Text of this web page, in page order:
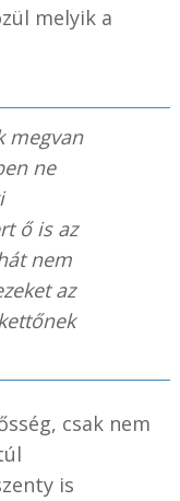
melyik a
megvan
ne
ő is az
nem
az
csak nem
is